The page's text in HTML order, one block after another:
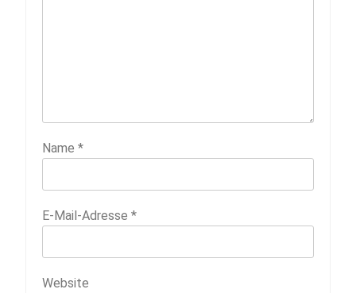
Name *
E-Mail-Adresse *
Website